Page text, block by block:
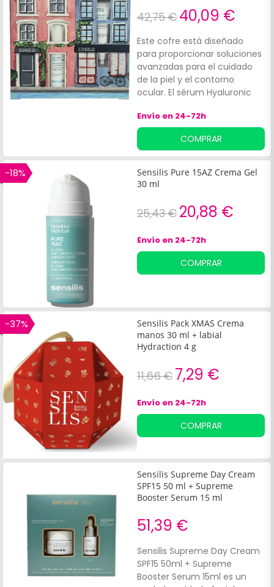
42,75 € 40,09 €
Este cofre está diseñado
para proporcionar soluciones
avanzadas para el cuidado
de la piel y el contorno
ocular. El sérum Hyaluronic
innovadora que integra:Tres
tipos de ácido
hialurónicoÁcido
aminobutírico (GABA).
Envío en 24-72h
COMPRAR
-18%
Sensilis Pure 15AZ Crema Gel
30 ml
25,43 € 20,88 €
Envío en 24-72h
COMPRAR
-37%
Sensilis Pack XMAS Crema
manos 30 ml + labial
Hydraction 4 g
11,66 € 7,29 €
Envío en 24-72h
COMPRAR
Sensilis Supreme Day Cream
SPF15 50 ml + Supreme
Booster Serum 15 ml
51,39 €
Sensilis Supreme Day Cream
SPF15 50ml + Supreme
Booster Serum 15ml es un